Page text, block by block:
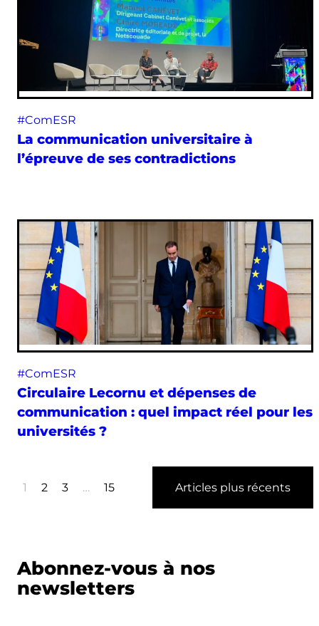
#ComESR
La communication universitaire à
l’épreuve de ses contradictions
#ComESR
Circulaire Lecornu et dépenses de
communication : quel impact réel pour les
universités ?
1 2 3 … 15 Articles plus récents
Abonnez-vous à nos
newsletters